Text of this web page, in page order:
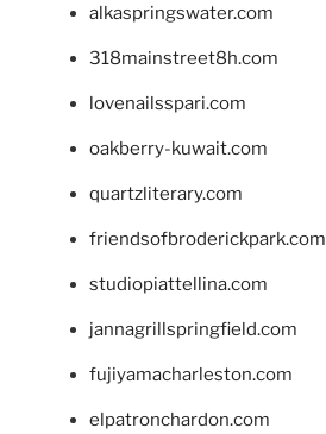
alkaspringswater.com
318mainstreet8h.com
lovenailsspari.com
oakberry-kuwait.com
quartzliterary.com
friendsofbroderickpark.com
studiopiattellina.com
jannagrillspringfield.com
fujiyamacharleston.com
elpatronchardon.com